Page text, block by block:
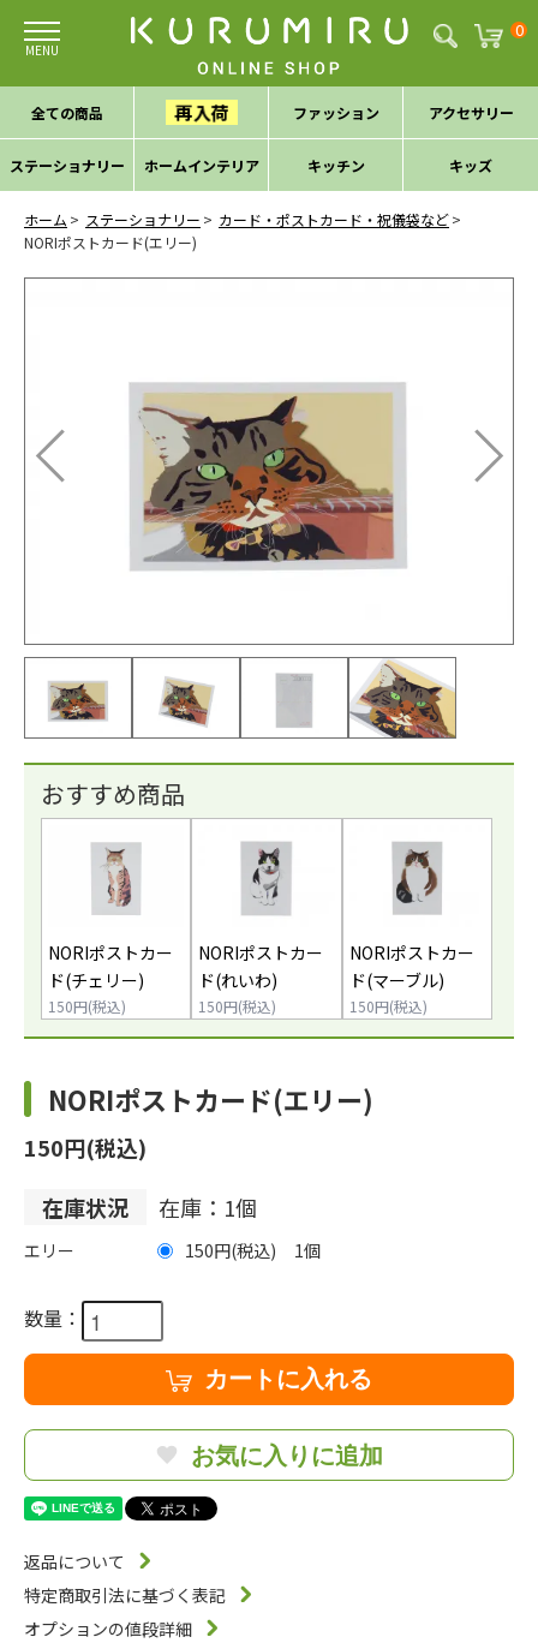
0
全ての商品 再入荷 ファッション アクセサリー
ステーショナリー ホームインテリア キッチン キッズ
ホーム ステーショナリー
カード・ポストカード・祝儀袋など
NORIポストカード(エリー)
おすすめ商品
NORIポストカー
ド(チェリー)
150円(税込)
NORIポストカー
ド(れいわ)
150円(税込)
NORIポストカー
ド(マーブル)
150円(税込)
NORIポストカード(エリー)
150円(税込)
在庫状況
在庫：1個
エリー 150円(税込) 1
数量：
カートに入れる
お気に入りに追加
返品について
特定商取引法に基づく表記
オプションの値段詳細